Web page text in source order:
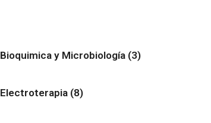
Bioquimica y Microbiología (3)
Electroterapia (8)